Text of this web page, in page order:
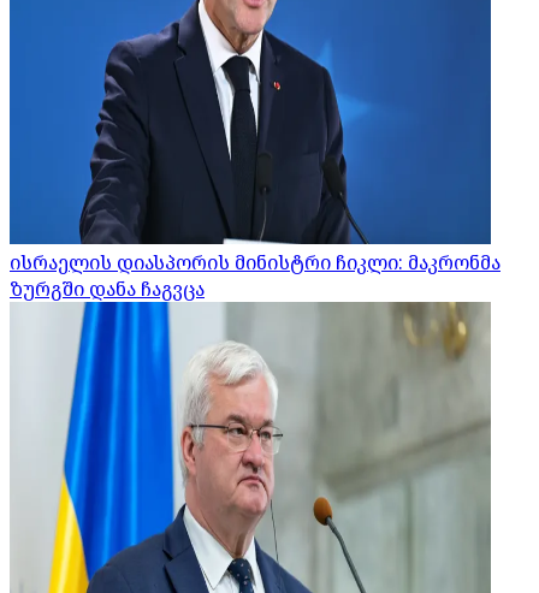
ისრაელის დიასპორის მინისტრი ჩიკლი: მაკრონმა
ზურგში დანა ჩაგვცა